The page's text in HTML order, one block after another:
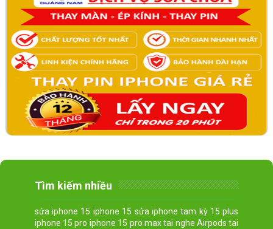
Tìm kiếm nhiều
sửa iphone 15 iphone 15 sửa iphone tam kỳ 15 plus
iphone 15 pro iphone 15 pro max tai nghe Airpods tai